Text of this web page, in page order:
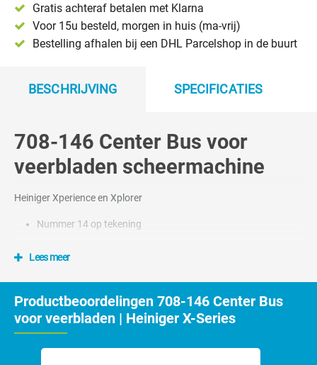
Gratis achteraf betalen met Klarna
Voor 15u besteld, morgen in huis (ma-vrij)
Bestelling afhalen bij een DHL Parcelshop in de buurt
BESCHRIJVING SPECIFICATIES
708-146 Center Bus voor
veerbladen scheermachine
Heiniger Xperience en Xplorer
Nummer 14 op tekening
Lees meer
Productbeoordelingen 708-146 Center Bus
voor veerbladen | Heiniger X-Series